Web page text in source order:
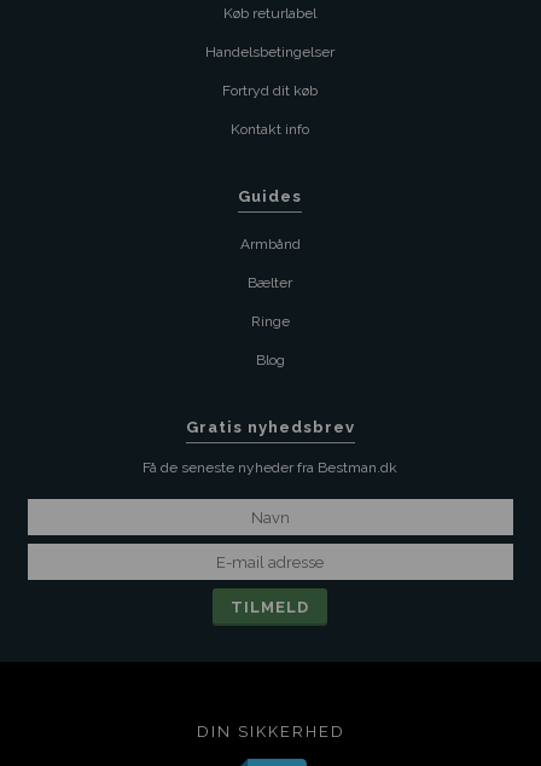
Køb returlabel
Handelsbetingelser
Fortryd dit køb
Kontakt info
Guides
Armbånd
Bælter
Ringe
Blog
Gratis nyhedsbrev
Få de seneste nyheder fra Bestman.dk
DIN SIKKERHED